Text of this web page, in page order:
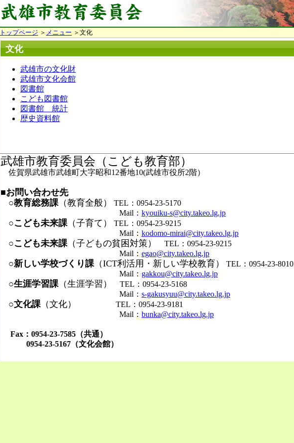
トップページ ＞ メニュー ＞文化
文化
武雄市の文化財
武雄市文化会館
図書館
こども図書館
図書館 統計
歴史資料館
武雄市教育委員会（こども教育部）
佐賀県武雄市武雄町大字昭和12番地10(武雄市役所2階）
■お問い合わせ先
○教育総務課（教育全般）
TEL：0954-23-5170
Mail： kyouiku-s@city.takeo.lg.jp
○こども未来課（子育て）
TEL：0954-23-9215
Mail： kodomo-mirai@city.takeo.lg.jp
○こども未来課（子どもの貧困対策）
TEL：0954-23-9215
Mail： egao@city.takeo.lg.jp
○新しい学校づくり課（ICT利活用・新しい学校教育）
TEL：0954-23-8010
Mail： gakkou@city.takeo.lg.jp
○生涯学習課（生涯学習）
TEL：0954-23-5168
Mail： s-gakusyuu@city.takeo.lg.jp
○文化課（文化）
TEL：0954-23-9181
Mail： bunka@city.takeo.lg.jp
Fax：0954-23-7585（共通）
0954-23-5167（文化会館）